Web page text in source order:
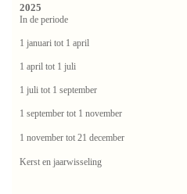
2025
In de periode
1 januari tot 1 april
1 april tot 1 juli
1 juli tot 1 september
1 september tot 1 november
1 november tot 21 december
Kerst en jaarwisseling